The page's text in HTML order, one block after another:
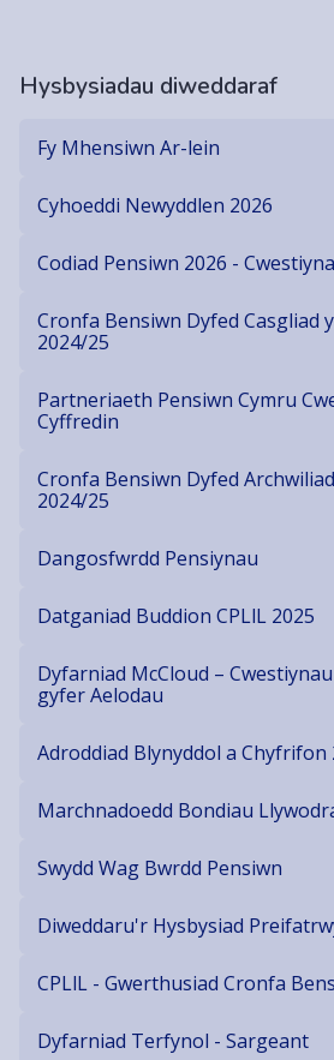
Hysbysiadau diweddaraf
Fy Mhensiwn Ar-lein
Cyhoeddi Newyddlen 2026
Codiad Pensiwn 2026 -
Cronfa Bensiwn Dyfed Casgliad
2024/25
Partneriaeth Pensiwn Cymru
Cyffredin
Cronfa Bensiwn Dyfed
2024/25
Dangosfwrdd Pensiynau
Datganiad Buddion CPLlL 2025
Dyfarniad McCloud –
gyfer Aelodau
Adroddiad Blynyddol a Chyfrifon
Marchnadoedd Bondiau
Swydd Wag Bwrdd Pensiwn
Diweddaru'r Hysbysiad
CPLlL - Gwerthusiad Cronfa
Dyfarniad Terfynol - Sargeant